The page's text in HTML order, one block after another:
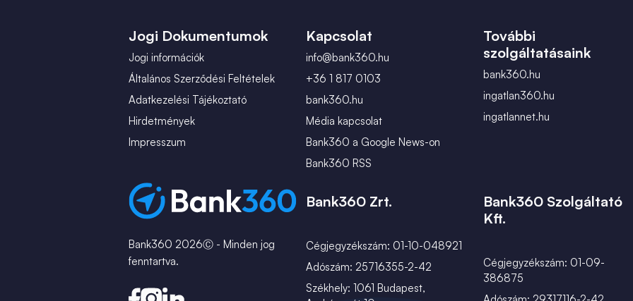
Jogi Dokumentumok
Jogi információk
Általános Szerződési Feltételek
Adatkezelési Tájékoztató
Hirdetmények
Impresszum
Kapcsolat
info@bank360.hu
+36 1 817 0103
bank360.hu
Média kapcsolat
Bank360 a Google News-on
Bank360 RSS
További
szolgáltatásaink
bank360.hu
ingatlan360.hu
ingatlannet.hu
Bank360 2026Ⓒ - Minden jog
fenntartva.
Bank360 Zrt.
Cégjegyzékszám: 01-10-048921
Adószám: 25716355-2-42
Székhely: 1061 Budapest,
Bank360 Szolgáltató
Kft.
Cégjegyzékszám: 01-09-
386875